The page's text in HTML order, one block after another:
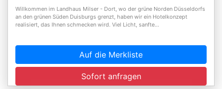
Willkommen im Landhaus Milser - Dort, wo der grüne Norden Düsseldorfs
an den grünen Süden Duisburgs grenzt, haben wir ein Hotelkonzept
realisiert, das Ihnen schmecken wird. Viel Licht, sanfte...
Auf die Merkliste
Sofort anfragen